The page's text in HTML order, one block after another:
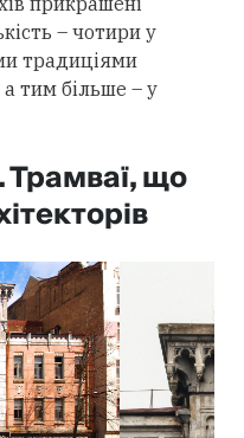
– чотири у
традиціями
тим більше – у
Трамваї, що